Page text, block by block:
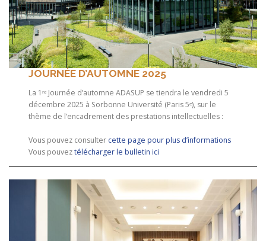
JOURNÉE D’AUTOMNE 2025
La 1ʳᵉ Journée d’automne ADASUP se tiendra le vendredi 5
décembre 2025 à Sorbonne Université (Paris 5ᵉ), sur le
thème de l’encadrement des prestations intellectuelles :
Vous pouvez consulter cette page pour plus d’informations
Vous pouveztélécharger le bulletin ici